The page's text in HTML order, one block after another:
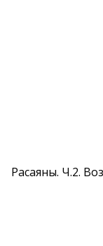
Расаяны. Ч.2.